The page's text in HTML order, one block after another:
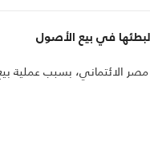
في بيع الأصول
الائتماني، بسبب عملية